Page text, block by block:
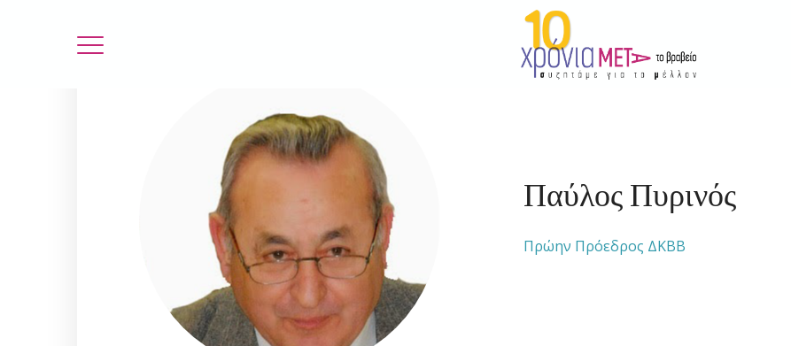
Παύλος Πυρινός
Πρώην Πρόεδρος ΔΚΒΒ